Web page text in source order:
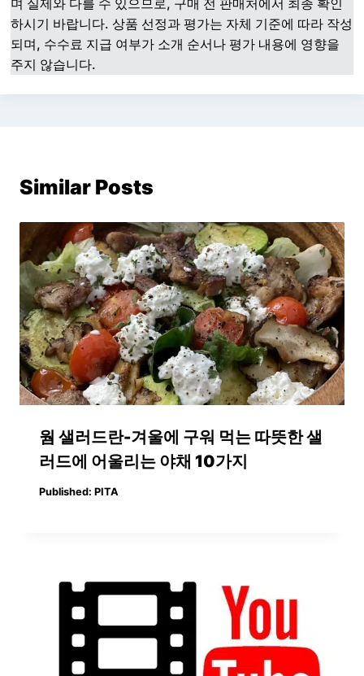
하시기 바랍니다. 상품 선정과 평가는 자체 기준에 따라 작성
되며, 수수료 지급 여부가 소개 순서나 평가 내용에 영향을
주지 않습니다.
Similar Posts
웜 샐러드란-겨울에 구워 먹는 따뜻한 샐
러드에 어울리는 야채 10가지
Published: PITA